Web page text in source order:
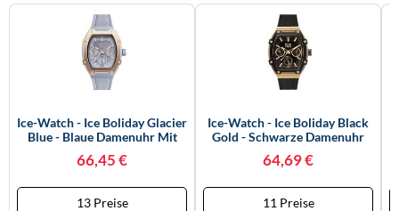
Ice-Watch - Ice Boliday Glacier
Blue - Blaue Damenuhr Mit
(Small)
66,45 €
13 Preise
Ice-Watch - Ice Boliday Black
Gold - Schwarze Damenuhr
(Small)
64,69 €
11 Preise